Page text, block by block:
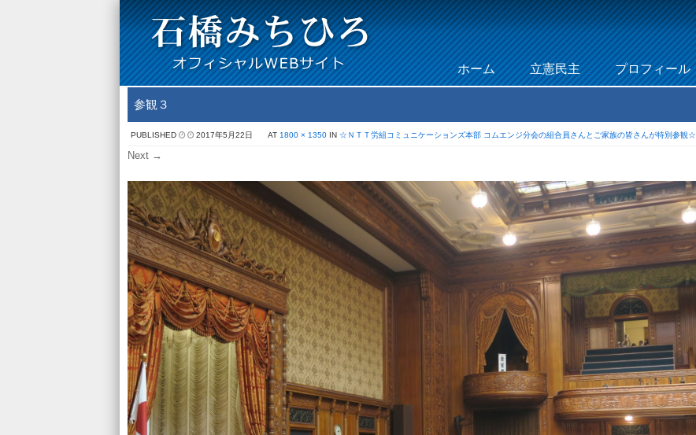
Menu
Skip to content
ホーム 立憲民主 プロフィール
参観３
PUBLISHED 2017年5月22日 AT 1800 × 1350 IN ☆ＮＴＴ労組コミュニケーションズ本部 コムエンジ分会の組合員さんとご家族の皆さんが特別参観☆
Next →